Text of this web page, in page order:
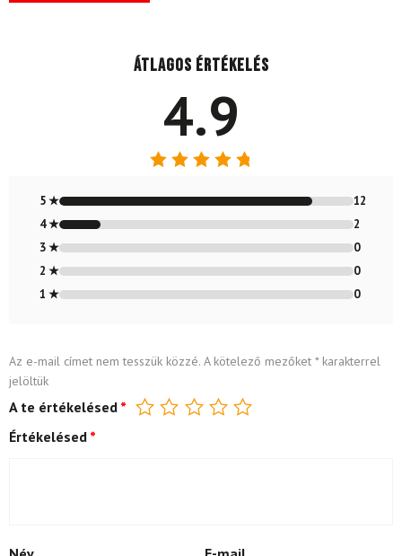
Átlagos értékelés
4.9
4.86/ 5
5 ★
12
4 ★
2
3 ★
0
2 ★
0
1 ★
0
Az e-mail címet nem tesszük közzé. A kötelező mezőket *karakterrel
jelöltük
A te értékelésed *
Értékelésed *